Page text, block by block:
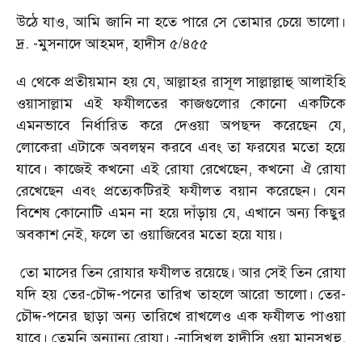
উঠে যাও, আমি জানি না হতে পারে সে তোমার চেয়ে ভালো।
দ্র. -মুসনাদে আহমদ, হাদীস ৫/৪৫৫
এ থেকে প্রতীয়মান হয় যে, আল্লাহর রাসূল সাল্লাল্লাহু আলাইহি
ওয়াসাল্লাম এই ফযীলতের কাজগুলোর কোনো একটিকে
এমনভাবে নির্ধারিত করে দেওয়া অপছন্দ করেছেন যে,
লোকেরা এটাকে অবলম্বন করবে এবং তা ফরযের মতো হয়ে
যাবে। কাজেই কখনো এই রোযা রেখেছেন, কখনো ঐ রোযা
রেখেছেন এবং প্রত্যেকটিরই ফযীলত বয়ান করেছেন। যেন
বিশেষ কোনোটি এমন না হয়ে দাঁড়ায় যে, এখানে অন্য কিছুর
অবকাশ নেই, ফলে তা ওয়াজিবের মতো হয়ে যায়।
তো মাসের তিন রোযার ফযীলত রয়েছে। আর সেই তিন রোযা
যদি হয় তের-চৌদ্দ-পনের তারিখ তাহলে আরো ভালো। তের-
চৌদ্দ-পনের ছাড়া অন্য তারিখে রাখলেও এক ফযীলত পাওয়া
যাবে। তেমনি অন্যান্য রোযা। -নাসিখুল হাদীসি ওয়া মানসূখুহু,